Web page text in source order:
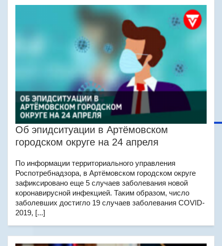
Об эпидситуации в Артёмовском
городском округе на 24 апреля
По информации территориального управления
Роспотребнадзора, в Артёмовском городском округе
зафиксировано еще 5 случаев заболевания новой
коронавирусной инфекцией. Таким образом, число
заболевших достигло 19 случаев заболевания COVID-
2019, [...]